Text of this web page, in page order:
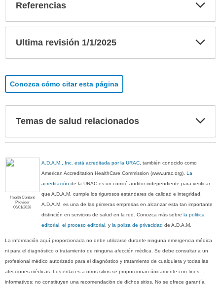
Referencias
Ultima revisión 1/1/2025
Conozca cómo citar esta página
Temas de salud relacionados
Health Content
Provider
06/01/2028
A.D.A.M., Inc. está acreditada por la URAC, también conocido como
American Accreditation HealthCare Commission (www.urac.org). La
acreditación de la URAC es un comité auditor independiente para verificar
que A.D.A.M. cumple los rigurosos estándares de calidad e integridad.
A.D.A.M. es una de las primeras empresas en alcanzar esta tan importante
distinción en servicios de salud en la red. Conozca más sobre la politica
editorial, el proceso editorial , y la poliza de privacidad de A.D.A.M.
La información aquí proporcionada no debe utilizarse durante ninguna emergencia médica
ni para el diagnóstico o tratamiento de ninguna afección médica. Se debe consultar a un
profesional médico autorizado para el diagnóstico y tratamiento de cualquiera y todas las
afecciones médicas. Los enlaces a otros sitios se proporcionan únicamente con fines
informativos; no constituyen una recomendación de dichos sitios. No se ofrece garantía